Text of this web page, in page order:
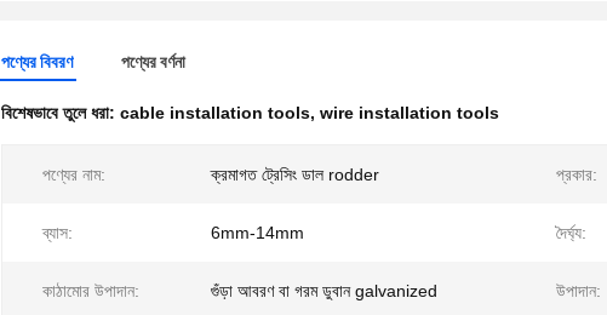
পণ্যের বিবরণ পণ্যের বর্ণনা
বিশেষভাবে তুলে ধরা: cable installation tools, wire installation tools
পণ্যের নাম: ক্রমাগত ট্রেসিং ডাল rodder প্রকার:
ব্যাস: 6mm-14mm দৈর্ঘ্য:
কাঠামোর উপাদান: গুঁড়া আবরণ বা গরম ডুবান galvanized উপাদান: